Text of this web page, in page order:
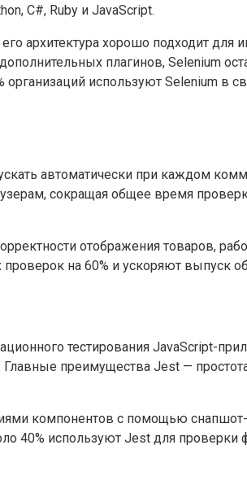
C#, Ruby и JavaScript.
архитектура хорошо подходит для
плагинов, Selenium
используют Selenium в
автоматически при каждом
сокращая общее время
отображения товаров,
на 60% и ускоряют выпуск
тестирования JavaScript-
преимущества Jest —
компонентов с помощью снапшот-
40% используют Jest для проверки